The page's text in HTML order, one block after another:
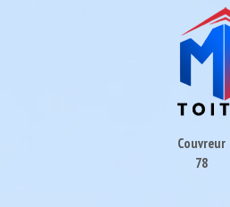
Couvreur
78